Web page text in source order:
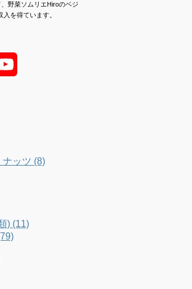
野菜ソムリエHiroのベジ
を得ています。
u
C
ナッツ (8)
) (11)